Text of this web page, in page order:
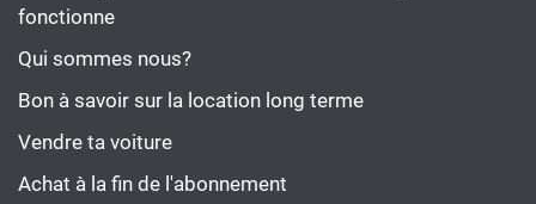
fonctionne
Qui sommes nous?
Bon à savoir sur la location long terme
Vendre ta voiture
Achat à la fin de l'abonnement